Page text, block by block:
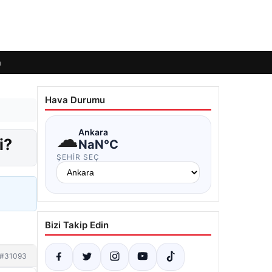
#31093
Hava Durumu
☁Ankara
NaN°C
ŞEHIR SEÇ
Bizi Takip Edin